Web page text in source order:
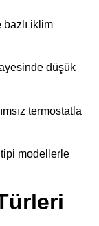
iklim
düşük
termostatla
modellerle